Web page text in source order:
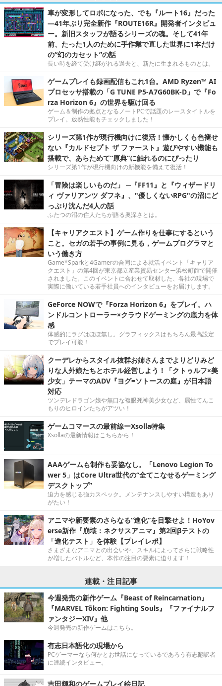
車が変形してロボになった、でも『ルート16』だった
―41年ぶり完全新作『ROUTE16R』開発者インタビュ
ー。新旧スタッフが語るシリーズの魂。そして41年
前、たった1人のために手作業で直した世界に1本だけ
の“幻のカセット”の話
長い時を経て受け継がれる過去と、新たに生まれるものとは。
ゲームプレイも録画配信もこれ1台。AMD Ryzen™ AI
プロセッサ搭載の「G TUNE P5-A7G60BK-D」で『Fo
rza Horizon 6』の世界を駆け回る
ゲーム＆制作の拠点となるノートPCで話題のレースタイトルを
プレイ。放熱性能もチェックしました！
シリーズ第1作が現行機向けに復活！懐かしくも色褪せ
ない『カルドセプト ザ ファースト』遊びやすい機能も
搭載で、あらためて“原典”に触れるのにぴったり
シリーズ第1作が現行機向けの新機能を備えて復活！
「冒険は楽しいものだ」 ─『FF11』と『ウィザードリ
ィ ヴァリアンツ ダフネ』、"優しくないRPG"の沼にど
っぷり沈んだ4人の話
ふたつの沼の住人たちが語る奥深さとは。
【キャリアクエスト】ゲーム作りを仕事にするという
こと。セガの若手の事例に見る，ゲームプログラマと
いう働き方
Game*Sparkと4Gamerの合同による就活イベント「キャリア
クエスト」の第4回が東京都立産業貿易センター浜松町館で開催
されました。このイベントに合わせて取材した、各社の現場で
実際に働いている若手社員へのインタビューをお届けします。
GeForce NOWで『Forza Horizon 6』をプレイ。ハ
ンドルコントローラー×クラウドゲーミングの底力を体
感
体感的にラグはほぼ無し。グラフィックスはもちろん最高設定
でプレイ可能！
クーデレからスタイル抜群お姉さんまでよりどりみど
りな人外娘たちとホテル経営しよう！「クトゥルフ×美
少女」テーマのADV『ヨグ=ソトースの庭』が日本語
対応
ツンデレドラゴン娘や無口な複眼死神美少女など、属性てんこ
もりのヒロインたちがアツい！
ゲームコマースの最前線ーXsolla特集
Xsollaの最新情報はこちらから！
AAAゲームも制作も妥協なし。「Lenovo Legion To
wer 5」はCore Ultra世代の“全てこなせるゲーミング
デスクトップ”
迫力を感じる強力スペック。メンテナンスしやすい構造もあり
がたい！
アニマや新要素のさらなる“進化”を目撃せよ！HoYov
erse新作『崩壊：ネクサスアニマ』第2回βテストの
「進化テスト」を体験【プレイレポ】
さまざまなアニマとの出会いや、スキルによってさらに戦略性
が増したバトルなど、本作の注目の要素に迫ります！
連載・注目記事
今週発売の新作ゲーム『Beast of Reincarnation』
『MARVEL Tōkon: Fighting Souls』『ファイナルフ
ァンタジーXIV』他
今週発売の新作ゲームはこちら。
有志日本語化の現場から
PCゲーマーなら何かとお世話になっているであろう有志翻訳者
に連続インタビュー。
吉田輝和のゲームプレイ絵日記